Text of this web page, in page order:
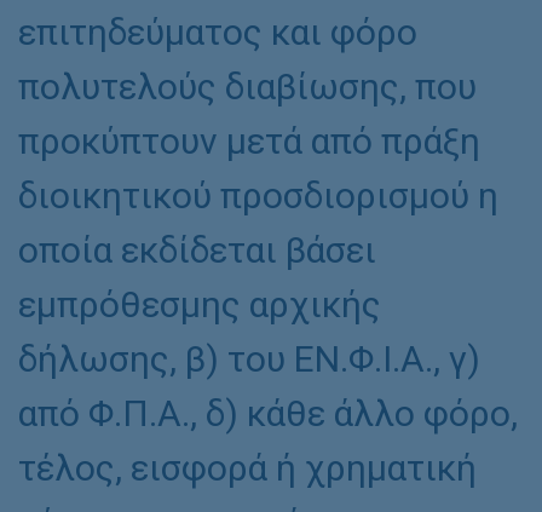
επιτηδεύματος και φόρο
πολυτελούς διαβίωσης, που
προκύπτουν μετά από πράξη
διοικητικού προσδιορισμού η
οποία εκδίδεται βάσει
εμπρόθεσμης αρχικής
δήλωσης, β) του ΕΝ.Φ.Ι.Α., γ)
από Φ.Π.Α., δ) κάθε άλλο φόρο,
τέλος, εισφορά ή χρηματική